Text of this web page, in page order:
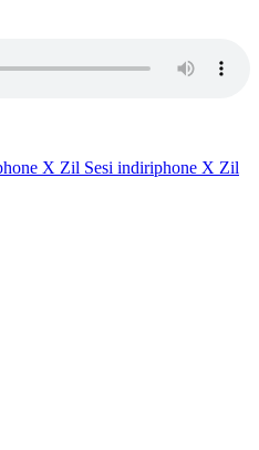
X Zil Sesi indiriphone X Zil